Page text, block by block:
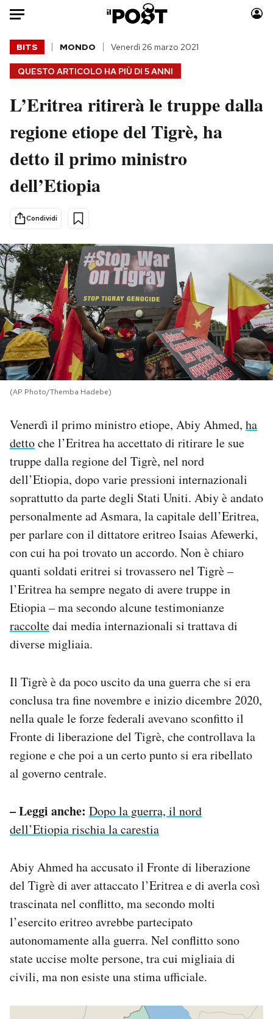
Auto
HOME
Italia
Politica
Tecnologia
Internet
Scienza
Cultura
Economia
Sport
Moda
Consumismi
Storie/Idee
Mondiali calcio 2026
PODCAST
NEWSLETTER
I MIEI PREFERITI
SHOP
CALENDARIO
AREA PERSONALE
Area Personale
Newsletter
Notifiche mobile
Regala il Post
Hai bisogno di aiuto?
Esci
QUESTO ARTICOLO HA PIÙ DI 5 ANNI
BITS MONDO Venerdì 26 marzo 2021
L’Eritrea ritirerà le truppe dalla
regione etiope del Tigrè, ha
detto il primo ministro
dell’Etiopia
Condividi
(AP Photo/Themba Hadebe)
Venerdì il primo ministro etiope, Abiy Ahmed, ha
dettoche l’Eritrea ha accettato di ritirare le sue
truppe dalla regione del Tigrè, nel nord
dell’Etiopia, dopo varie pressioni internazionali
soprattutto da parte degli Stati Uniti. Abiy è andato
personalmente ad Asmara, la capitale dell’Eritrea,
per parlare con il dittatore eritreo Isaias Afewerki,
con cui ha poi trovato un accordo. Non è chiaro
quanti soldati eritrei si trovassero nel Tigrè –
l’Eritrea ha sempre negato di avere truppe in
Etiopia – ma secondo alcune testimonianze
raccoltedai media internazionali si trattava di
diverse migliaia.
Il Tigrè è da poco uscito da una guerra che si era
conclusa tra fine novembre e inizio dicembre 2020,
nella quale le forze federali avevano sconfitto il
Fronte di liberazione del Tigrè, che controllava la
regione e che poi a un certo punto si era ribellato
al governo centrale.
– Leggi anche: Dopo la guerra, il nord
dell’Etiopia rischia la carestia
Abiy Ahmed ha accusato il Fronte di liberazione
del Tigrè di aver attaccato l’Eritrea e di averla così
trascinata nel conflitto, ma secondo molti
l’esercito eritreo avrebbe partecipato
autonomamente alla guerra. Nel conflitto sono
state uccise molte persone, tra cui migliaia di
civili, ma non esiste una stima ufficiale.